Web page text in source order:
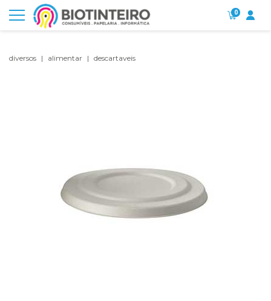
0
diversos alimentar descartaveis